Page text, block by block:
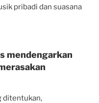
pribadi dan suasana
mendengarkan
ditentukan,